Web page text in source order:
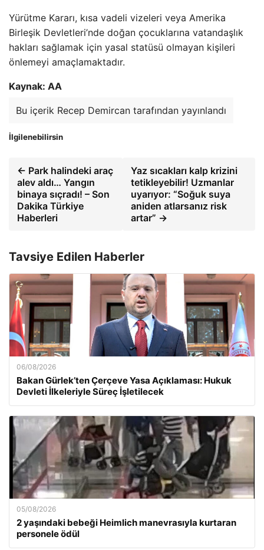
Yürütme Kararı, kısa vadeli vizeleri veya Amerika
Birleşik Devletleri’nde doğan çocuklarına vatandaşlık
hakları sağlamak için yasal statüsü olmayan kişileri
önlemeyi amaçlamaktadır.
Kaynak: AA
Bu içerik Recep Demircan tarafından yayınlandı
İlgilenebilirsin
← Park halindeki araç
alev aldı… Yangın
binaya sıçradı! – Son
Dakika Türkiye
Haberleri
Yaz sıcakları kalp krizini
tetikleyebilir! Uzmanlar
uyarıyor: “Soğuk suya
aniden atlarsanız risk
artar” →
Tavsiye Edilen Haberler
06/08/2026
Bakan Gürlek’ten Çerçeve Yasa Açıklaması: Hukuk
Devleti İlkeleriyle Süreç İşletilecek
05/08/2026
2 yaşındaki bebeği Heimlich manevrasıyla kurtaran
personele ödül